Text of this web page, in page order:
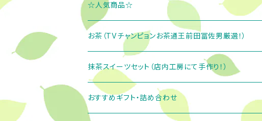
☆人気商品☆
お茶（TVチャンピョンお茶通王前田冨佐男厳選！）
緑茶
茶町ブレンドシリーズ
お茶ギフト
抹茶スイーツセット（店内工房にて手作り！）
茶町あんくるセット
おすすめギフト・詰め合わせ